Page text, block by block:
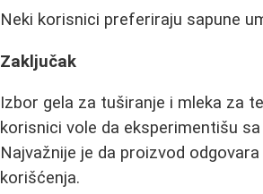
Neki korisnici preferiraju sapune
Zaključak
Izbor gela za tuširanje i mleka za
korisnici vole da eksperimentišu
Najvažnije je da proizvod
korišćenja.